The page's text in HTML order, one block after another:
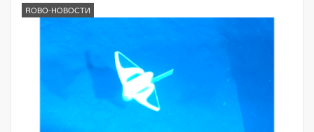
ROBO-НОВОСТИ